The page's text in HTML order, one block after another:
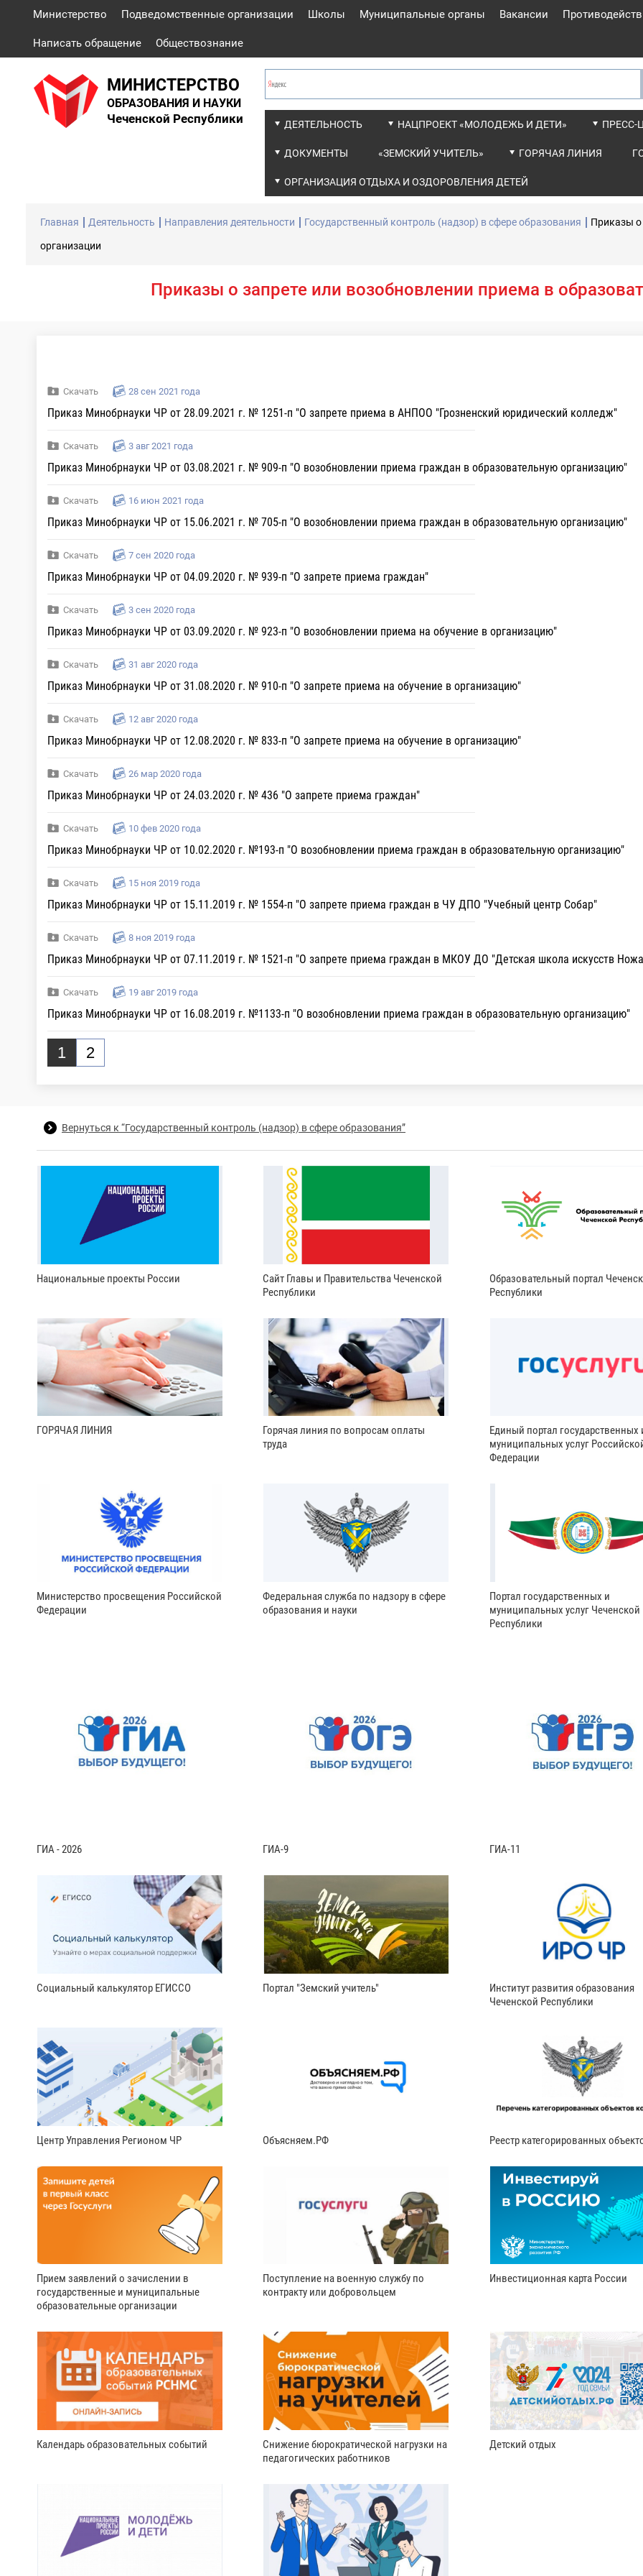
Министерство Подведомственные организации Школы Муниципальные органы Вакансии
Написать обращение Обществознание
МИНИСТЕРСТВО
ОБРАЗОВАНИЯ И НАУКИ
Чеченской Республики ДЕЯТЕЛЬНОСТЬ НАЦПРОЕКТ «МОЛОДЕЖЬ И ДЕТИ» ПРЕСС-
ДОКУМЕНТЫ «ЗЕМСКИЙ УЧИТЕЛЬ» ГОРЯЧАЯ ЛИНИЯ
ОРГАНИЗАЦИЯ ОТДЫХА И ОЗДОРОВЛЕНИЯ ДЕТЕЙ
Главная Деятельность Направления деятельности Государственный контроль (надзор) в сфере образования Приказы о
организации
Приказы о запрете или возобновлении приема в
Скачать 28 сен 2021 года
Приказ Минобрнауки ЧР от 28.09.2021 г. № 1251-п "О запрете приема в АНПОО "Грозненский юридический колледж"
Скачать 3 авг 2021 года
Приказ Минобрнауки ЧР от 03.08.2021 г. № 909-п "О возобновлении приема граждан в образовательную организацию"
Скачать 16 июн 2021 года
Приказ Минобрнауки ЧР от 15.06.2021 г. № 705-п "О возобновлении приема граждан в образовательную организацию"
Скачать 7 сен 2020 года
Приказ Минобрнауки ЧР от 04.09.2020 г. № 939-п "О запрете приема граждан"
Скачать 3 сен 2020 года
Приказ Минобрнауки ЧР от 03.09.2020 г. № 923-п "О возобновлении приема на обучение в организацию"
Скачать 31 авг 2020 года
Приказ Минобрнауки ЧР от 31.08.2020 г. № 910-п "О запрете приема на обучение в организацию"
Скачать 12 авг 2020 года
Приказ Минобрнауки ЧР от 12.08.2020 г. № 833-п "О запрете приема на обучение в организацию"
Скачать 26 мар 2020 года
Приказ Минобрнауки ЧР от 24.03.2020 г. № 436 "О запрете приема граждан"
Скачать 10 фев 2020 года
Приказ Минобрнауки ЧР от 10.02.2020 г. №193-п "О возобновлении приема граждан в образовательную организацию"
Скачать 15 ноя 2019 года
Приказ Минобрнауки ЧР от 15.11.2019 г. № 1554-п "О запрете приема граждан в ЧУ ДПО "Учебный центр Собар"
Скачать 8 ноя 2019 года
Приказ Минобрнауки ЧР от 07.11.2019 г. № 1521-п "О запрете приема граждан в МКОУ ДО "Детская школа искусств
Скачать 19 авг 2019 года
Приказ Минобрнауки ЧР от 16.08.2019 г. №1133-п "О возобновлении приема граждан в образовательную организацию"
1 2
Вернуться к “Государственный контроль (надзор) в сфере образования”
Национальные проекты России
Сайт Главы и Правительства Чеченской
Республики
Образовательный портал
Республики
ГОРЯЧАЯ ЛИНИЯ
Горячая линия по вопросам оплаты
труда
Единый портал государственных
муниципальных услуг
Федерации
Министерство просвещения Российской
Федерации
Федеральная служба по надзору в сфере
образования и науки
Портал государственных и
муниципальных услуг Чеченской
Республики
ГИА - 2026 ГИА-9 ГИА-11
Социальный калькулятор ЕГИССО Портал "Земский учитель"
Институт развития образования
Чеченской Республики
Центр Управления Регионом ЧР Объясняем.РФ Реестр категорированных
Прием заявлений о зачислении в
государственные и муниципальные
образовательные организации
Поступление на военную службу по
контракту или добровольцем
Инвестиционная карта России
Календарь образовательных событий
Снижение бюрократической нагрузки на
педагогических работников
Детский отдых